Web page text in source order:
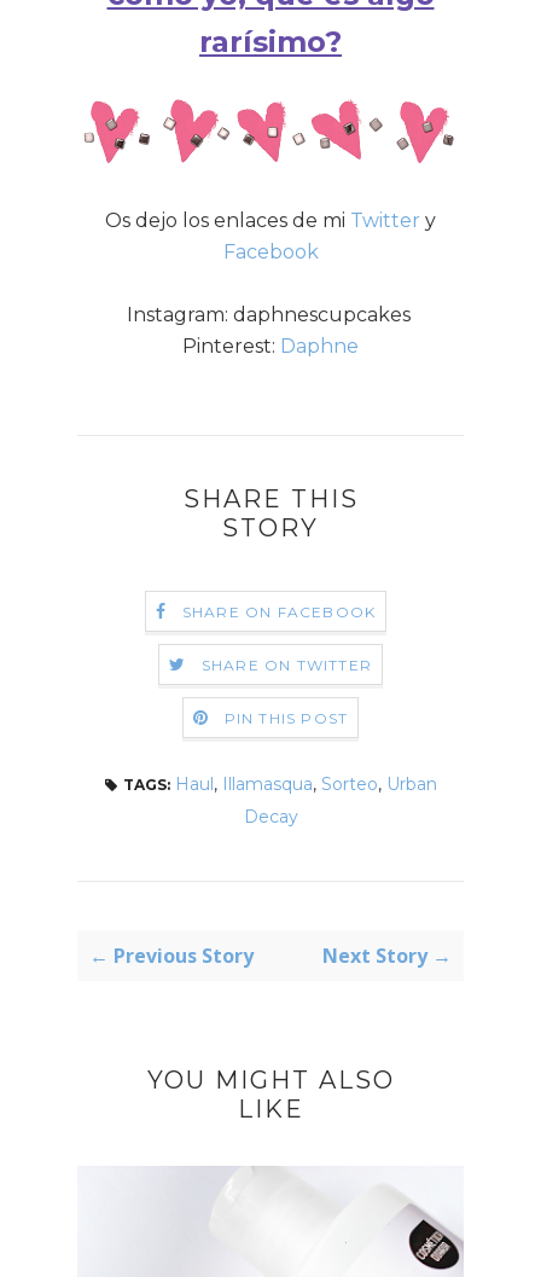
rarísimo?
Os dejo los enlaces de mi Twitter y
Facebook
Instagram: daphnescupcakes
Pinterest: Daphne
SHARE THIS
STORY
SHARE ON FACEBOOK
SHARE ON TWITTER
PIN THIS POST
TAGS: Haul, Illamasqua, Sorteo, Urban
Decay
← Previous Story Next Story →
YOU MIGHT ALSO
LIKE